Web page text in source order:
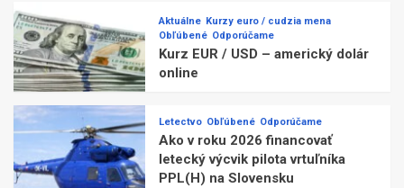
Aktuálne Kurzy euro / cudzia mena
Obľúbené Odporúčame
Kurz EUR / USD – americký dolár
online
Letectvo Obľúbené Odporúčame
Ako v roku 2026 financovať
letecký výcvik pilota vrtuľníka
PPL(H) na Slovensku